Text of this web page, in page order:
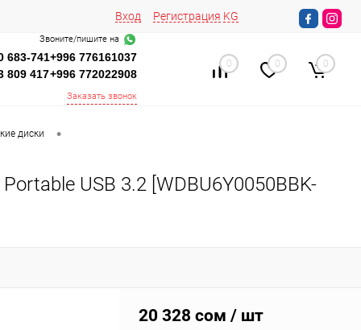
Вход Регистрация KG
Звоните/пишите на
683-741
809 417
+996 776161037
+996 772022908
Заказать звонок
0 0 0
диски •
USB 3.2 [WDBU6Y0050BBK-
20 328 сом / шт